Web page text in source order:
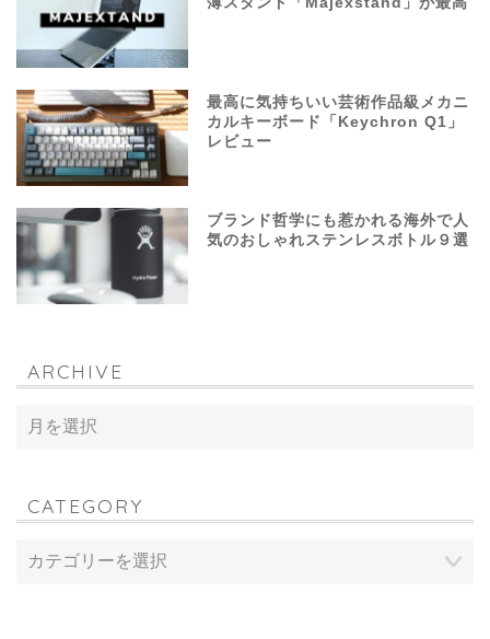
最高に気持ちいい芸術作品級メカニ
カルキーボード「Keychron Q1」
レビュー
ブランド哲学にも惹かれる海外で人
気のおしゃれステンレスボトル９選
ARCHIVE
CATEGORY